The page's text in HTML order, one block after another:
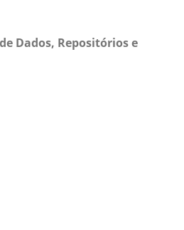
Dados, Repositórios e